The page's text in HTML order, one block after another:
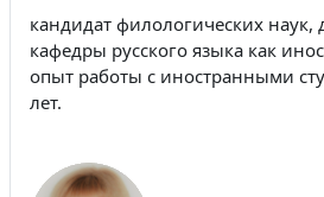
кандидат филологических наук,
кафедры русского языка как
опыт работы с иностранными
лет.